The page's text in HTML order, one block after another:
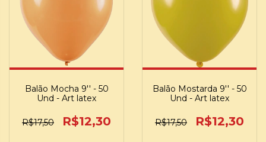
Balão Mocha 9'' - 50
Und - Art latex
R$17,50 R$12,30
Balão Mostarda 9'' - 50
Und - Art latex
R$17,50 R$12,30